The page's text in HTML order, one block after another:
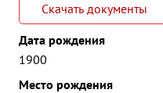
Скачать документы
Дата рождения
1900
Место рождения